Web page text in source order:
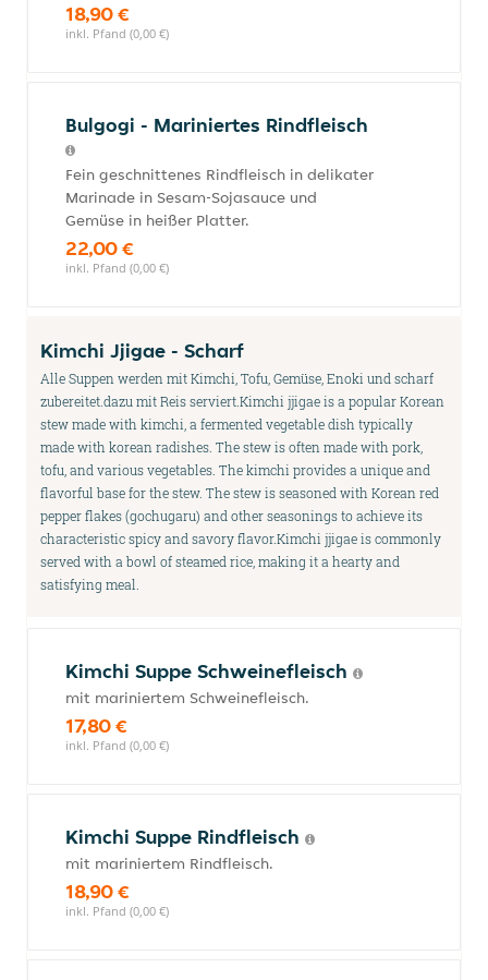
18,90 €
inkl. Pfand (0,00 €)
Bulgogi - Mariniertes Rindfleisch
Fein geschnittenes Rindfleisch in delikater
Marinade in Sesam-Sojasauce und
Gemüse in heißer Platter.
22,00 €
inkl. Pfand (0,00 €)
Kimchi Jjigae - Scharf
Alle Suppen werden mit Kimchi, Tofu, Gemüse, Enoki und scharf
zubereitet.dazu mit Reis serviert.Kimchi jjigae is a popular Korean
stew made with kimchi, a fermented vegetable dish typically
made with korean radishes. The stew is often made with pork,
tofu, and various vegetables. The kimchi provides a unique and
flavorful base for the stew. The stew is seasoned with Korean red
pepper flakes (gochugaru) and other seasonings to achieve its
characteristic spicy and savory flavor.Kimchi jjigae is commonly
served with a bowl of steamed rice, making it a hearty and
satisfying meal.
Kimchi Suppe Schweinefleisch
mit mariniertem Schweinefleisch.
17,80 €
inkl. Pfand (0,00 €)
Kimchi Suppe Rindfleisch
mit mariniertem Rindfleisch.
18,90 €
inkl. Pfand (0,00 €)